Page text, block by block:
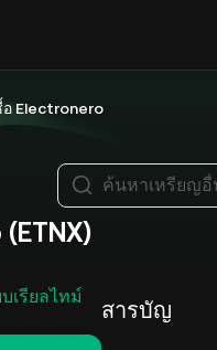
Electronero
เรียลไทม์
ค้นหาเหรียญอื่
สารบัญ